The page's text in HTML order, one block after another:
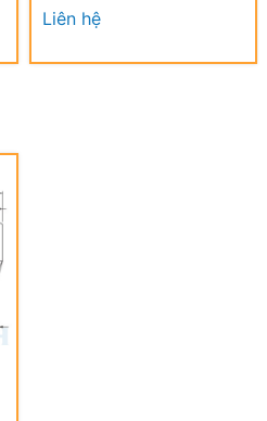
A 9.0×880mm Chống UV
Liên hệ